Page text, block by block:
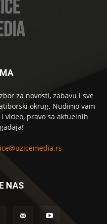
za novosti, zabavu i sve
okrug. Nudimo vam
video, pravo sa aktuelnih
NAS